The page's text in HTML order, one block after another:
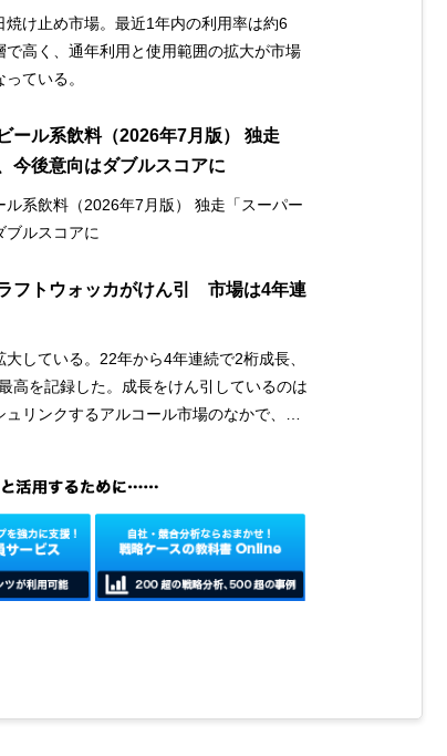
焼け止め市場。最近1年内の利用率は約6
高く、通年利用と使用範囲の拡大が市場
ている。
ル系飲料（2026年7月版） 独走
今後意向はダブルスコアに
系飲料（2026年7月版） 独走「スーパー
ブルスコアに
フトウォッカがけん引 市場は4年連
している。22年から4年連続で2桁成長、
高を記録した。成長をけん引しているのは
リンクするアルコール市場のなかで、今